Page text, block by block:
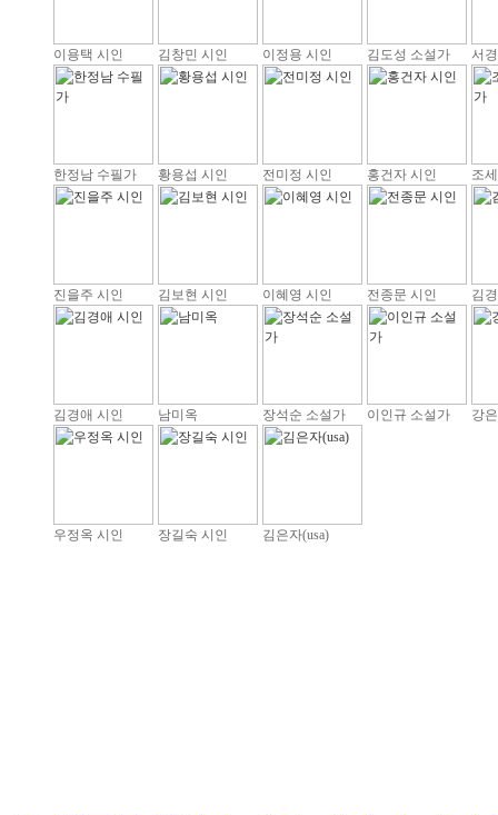
이용택 시인 김창민 시인 이정용 시인 김도성 소설가 서
한정남 수필가 황용섭 시인 전미정 시인 홍건자 시인 조
진을주 시인 김보현 시인 이혜영 시인 전종문 시인 김
김경애 시인 남미옥 장석순 소설가 이인규 소설가 강
우정옥 시인 장길숙 시인 김은자(usa)